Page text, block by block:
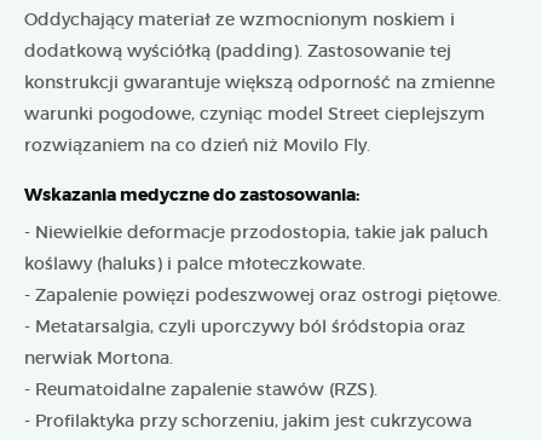
Oddychający materiał ze wzmocnionym noskiem i
dodatkową wyściółką (padding). Zastosowanie tej
konstrukcji gwarantuje większą odporność na zmienne
warunki pogodowe, czyniąc model Street cieplejszym
rozwiązaniem na co dzień niż Movilo Fly.
Wskazania medyczne do zastosowania:
- Niewielkie deformacje przodostopia, takie jak paluch
koślawy (haluks) i palce młoteczkowate.
- Zapalenie powięzi podeszwowej oraz ostrogi piętowe.
- Metatarsalgia, czyli uporczywy ból śródstopia oraz
nerwiak Mortona.
- Reumatoidalne zapalenie stawów (RZS).
- Profilaktyka przy schorzeniu, jakim jest cukrzycowa